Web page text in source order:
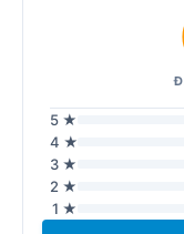
5 ★
4 ★
3 ★
2 ★
1 ★